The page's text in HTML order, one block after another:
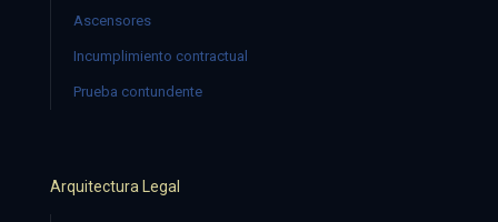
Ascensores
Incumplimiento contractual
Prueba contundente
Arquitectura Legal